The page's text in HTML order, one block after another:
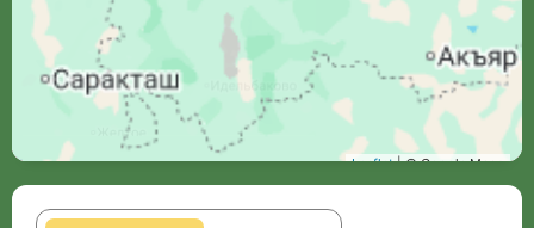
Leaflet| © Google Maps